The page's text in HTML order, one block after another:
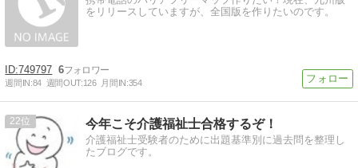
をリリースしていますが、全国版を作りたいのです。
749797 6
週間IN:84 週間OUT:126 月間IN:354
22 今年こそ介護福祉士合格するぞ！
介護福祉士受験者のために出題基準別に過去問を整理し
たブログです。